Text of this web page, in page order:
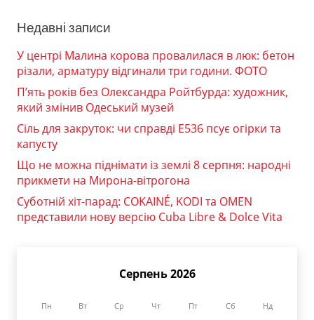
Недавні записи
У центрі Малина корова провалилася в люк: бетон
різали, арматуру відгинали три години. ФОТО
П’ять років без Олександра Ройтбурда: художник,
який змінив Одеський музей
Сіль для закруток: чи справді Е536 псує огірки та
капусту
Що не можна піднімати із землі 8 серпня: народні
прикмети на Мирона-вітрогона
Суботній хіт-парад: COKAINÉ, KODI та OMEN
представили нову версію Cuba Libre & Dolce Vita
Серпень 2026
Пн Вт Ср Чт Пт Сб Нд